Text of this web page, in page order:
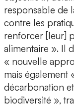
responsable de
contre les
renforcer [leur]
alimentaire ». Il
« nouvelle
mais également
décarbonation
biodiversité »,